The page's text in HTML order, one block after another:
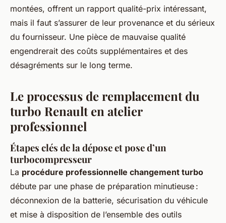
montées, offrent un rapport qualité-prix intéressant,
mais il faut s’assurer de leur provenance et du sérieux
du fournisseur. Une pièce de mauvaise qualité
engendrerait des coûts supplémentaires et des
désagréments sur le long terme.
Le processus de remplacement du
turbo Renault en atelier
professionnel
Étapes clés de la dépose et pose d’un
turbocompresseur
La procédure professionnelle changement turbo
débute par une phase de préparation minutieuse :
déconnexion de la batterie, sécurisation du véhicule
et mise à disposition de l’ensemble des outils